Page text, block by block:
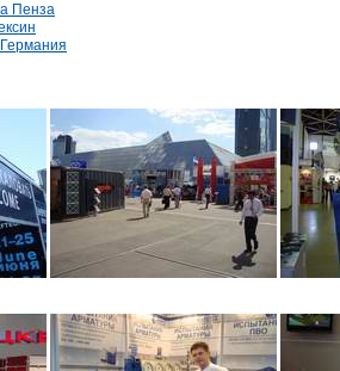
Пенза